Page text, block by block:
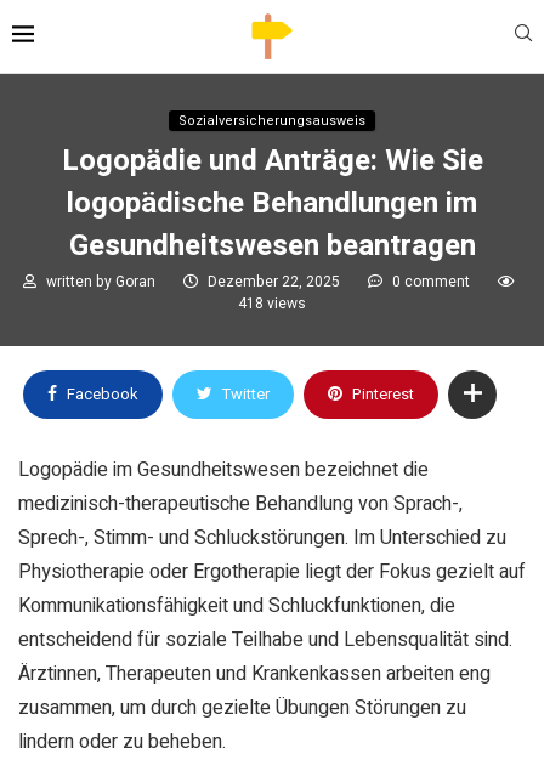
Sozialversicherungsausweis
Logopädie und Anträge: Wie Sie
logopädische Behandlungen im
Gesundheitswesen beantragen
written byGoran Dezember 22, 2025
0 comment
418 views
Facebook Twitter Pinterest
Logopädie im Gesundheitswesen bezeichnet die
medizinisch-therapeutische Behandlung von Sprach-,
Sprech-, Stimm- und Schluckstörungen. Im Unterschied zu
Physiotherapie oder Ergotherapie liegt der Fokus gezielt auf
Kommunikationsfähigkeit und Schluckfunktionen, die
entscheidend für soziale Teilhabe und Lebensqualität sind.
Ärztinnen, Therapeuten und Krankenkassen arbeiten eng
zusammen, um durch gezielte Übungen Störungen zu
lindern oder zu beheben.